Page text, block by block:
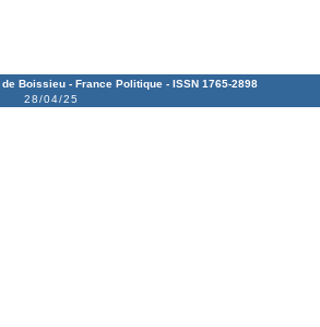
Boissieu - France Politique - ISSN 1765-2898
28/04/25